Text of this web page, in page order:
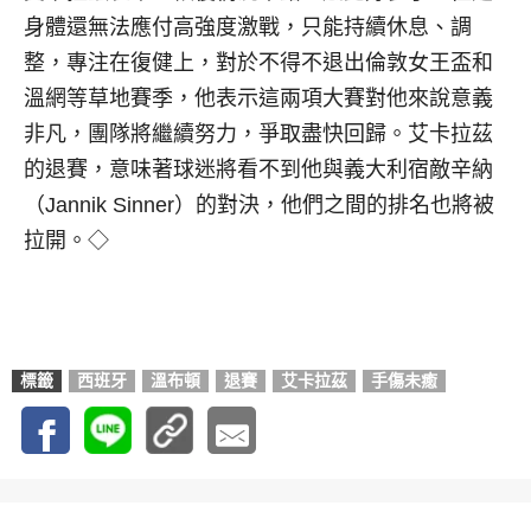
身體還無法應付高強度激戰，只能持續休息、調
整，專注在復健上，對於不得不退出倫敦女王盃和
溫網等草地賽季，他表示這兩項大賽對他來說意義
非凡，團隊將繼續努力，爭取盡快回歸。艾卡拉茲
的退賽，意味著球迷將看不到他與義大利宿敵辛納
（Jannik Sinner）的對決，他們之間的排名也將被
拉開。◇
標籤 西班牙 溫布頓 退賽 艾卡拉茲 手傷未癒